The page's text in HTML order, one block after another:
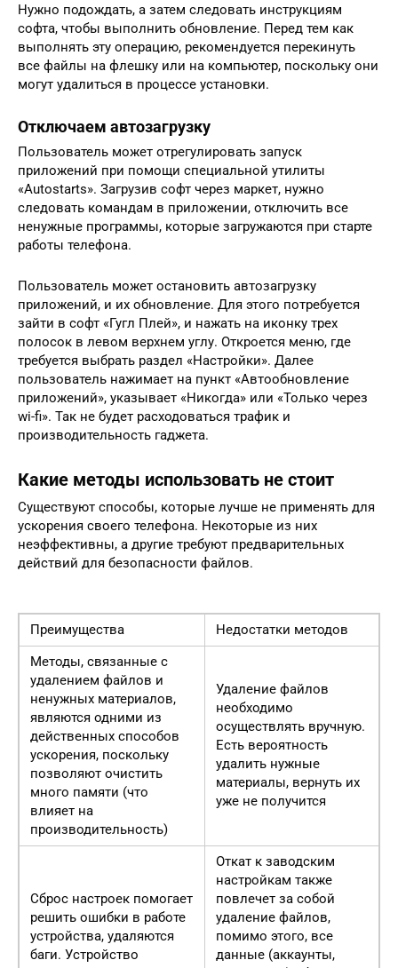
Нужно подождать, а затем следовать инструкциям
софта, чтобы выполнить обновление. Перед тем как
выполнять эту операцию, рекомендуется перекинуть
все файлы на флешку или на компьютер, поскольку они
могут удалиться в процессе установки.
Отключаем автозагрузку
Пользователь может отрегулировать запуск
приложений при помощи специальной утилиты
«Autostarts». Загрузив софт через маркет, нужно
следовать командам в приложении, отключить все
ненужные программы, которые загружаются при старте
работы телефона.
Пользователь может остановить автозагрузку
приложений, и их обновление. Для этого потребуется
зайти в софт «Гугл Плей», и нажать на иконку трех
полосок в левом верхнем углу. Откроется меню, где
требуется выбрать раздел «Настройки». Далее
пользователь нажимает на пункт «Автообновление
приложений», указывает «Никогда» или «Только через
wi-fi». Так не будет расходоваться трафик и
производительность гаджета.
Какие методы использовать не стоит
Существуют способы, которые лучше не применять для
ускорения своего телефона. Некоторые из них
неэффективны, а другие требуют предварительных
действий для безопасности файлов.
Преимущества
Недостатки методов
Методы, связанные с
удалением файлов и
ненужных материалов,
являются одними из
действенных способов
ускорения, поскольку
позволяют очистить
много памяти (что
влияет на
производительность)
Удаление файлов
необходимо
осуществлять вручную.
Есть вероятность
удалить нужные
материалы, вернуть их
уже не получится
Сброс настроек помогает
решить ошибки в работе
устройства, удаляются
баги. Устройство
Откат к заводским
настройкам также
повлечет за собой
удаление файлов,
помимо этого, все
данные (аккаунты,